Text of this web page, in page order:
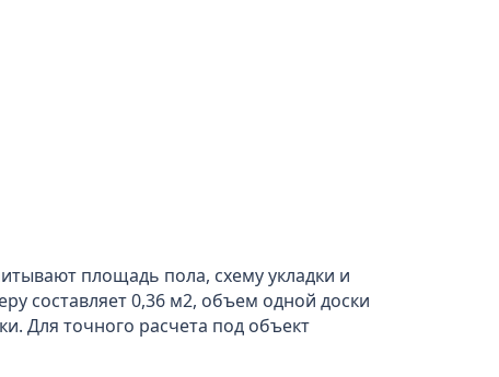
площадь пола, схему укладки и
составляет 0,36 м2, объем одной доски
Для точного расчета под объект